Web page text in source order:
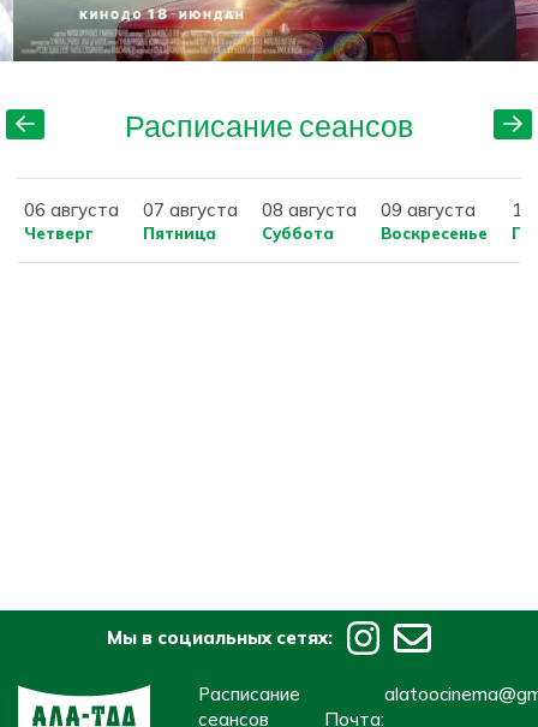
Расписание сеансов
06 августа
Четверг
07 августа
Пятница
08 августа
Суббота
09 августа
Воскресенье
10
Мы в социальных сетях:
Расписание
сеансов
Почта: